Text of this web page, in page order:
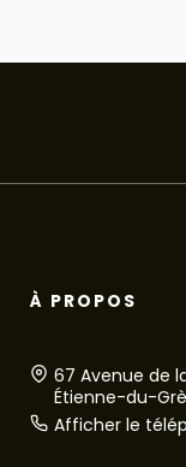
À PROPOS
67 Avenue de
Étienne-du-
Afficher le